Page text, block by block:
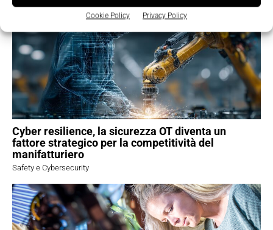
Cookie Policy Privacy Policy
Cyber resilience, la sicurezza OT diventa un
fattore strategico per la competitività del
manifatturiero
Safety e Cybersecurity